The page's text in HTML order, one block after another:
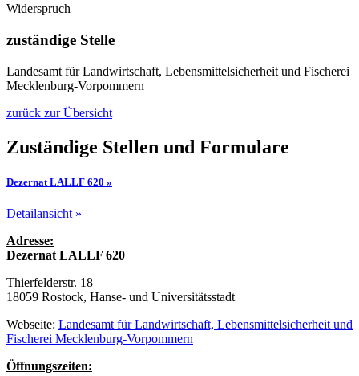
Widerspruch
zuständige Stelle
Landesamt für Landwirtschaft, Lebensmittelsicherheit und Fischerei
Mecklenburg-Vorpommern
zurück zur Übersicht
Zuständige Stellen und Formulare
Dezernat LALLF 620 »
Detailansicht »
Adresse:
Dezernat LALLF 620
Thierfelderstr. 18
18059 Rostock, Hanse- und Universitätsstadt
Webseite: Landesamt für Landwirtschaft, Lebensmittelsicherheit und
Fischerei Mecklenburg-Vorpommern
Öffnungszeiten: